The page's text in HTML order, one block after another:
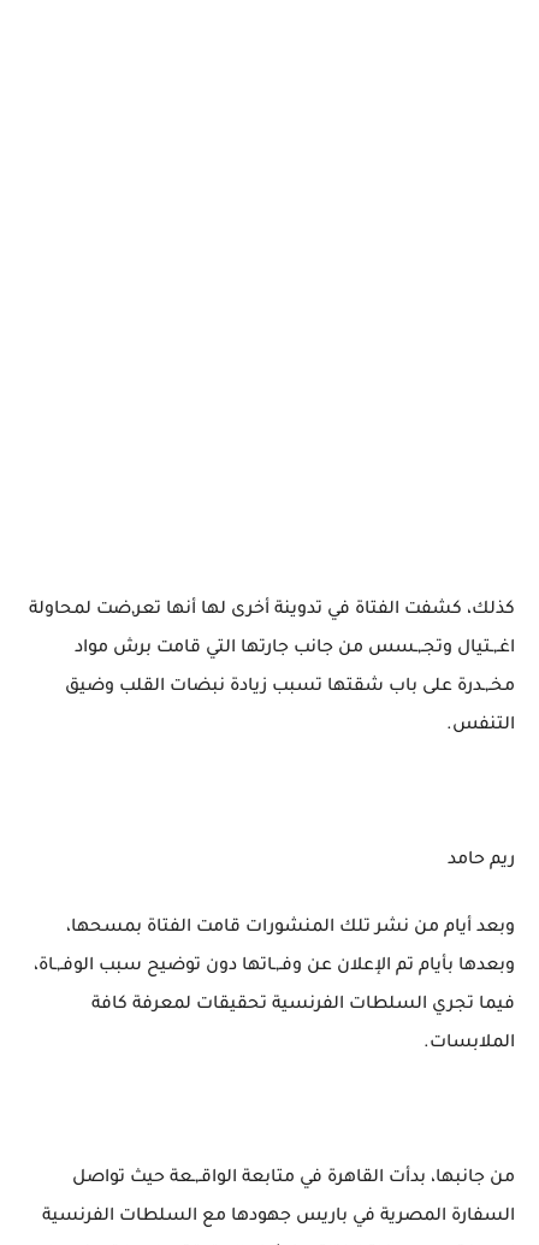
كذلك، كشفت الفتاة في تدوينة أخرى لها أنها تعر,ضت لمحاولة
اغـ,ـتيال وتجـ,ـسس من جانب جارتها التي قامت برش مواد
مخـ,ـدرة على باب شقتها تسبب زيادة نبضات القلب وضيق
التنفس.
ريم حامد
وبعد أيام من نشر تلك المنشورات قامت الفتاة بمسحها،
وبعدها بأيام تم الإعلان عن وفـ,ـاتها دون توضيح سبب الوفـ,ـاة،
فيما تجري السلطات الفرنسية تحقيقات لمعرفة كافة
الملابسات.
من جانبها، بدأت القاهرة في متابعة الواقـ,ـعة حيث تواصل
السفارة المصرية في باريس جهودها مع السلطات الفرنسية